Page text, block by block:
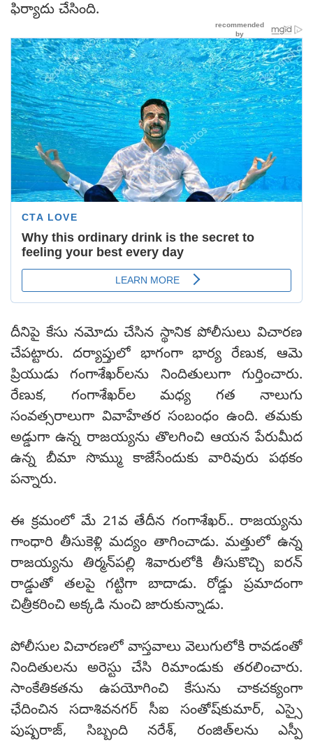
ఫిర్యాదు చేసింది.
దీనిపై కేసు నమోదు చేసిన స్థానిక పోలీసులు విచారణ
చేపట్టారు. దర్యాప్తులో భాగంగా భార్య రేణుక, ఆమె
ప్రియుడు గంగాశేఖర్‌లను నిందితులుగా గుర్తించారు.
రేణుక, గంగాశేఖర్‌ల మధ్య గత నాలుగు
సంవత్సరాలుగా వివాహేతర సంబంధం ఉంది. తమకు
అడ్డుగా ఉన్న రాజయ్యను తొలగించి ఆయన పేరుమీద
ఉన్న బీమా సొమ్ము కాజేసేందుకు వారివురు పథకం
పన్నారు.
ఈ క్రమంలో మే 21వ తేదీన గంగాశేఖర్‌.. రాజయ్యను
గాంధారి తీసుకెళ్లి మద్యం తాగించాడు. మత్తులో ఉన్న
రాజయ్యను తిర్మన్‌పల్లి శివారులోకి తీసుకొచ్చి ఐరన్‌
రాడ్డుతో తలపై గట్టిగా బాదాడు. రోడ్డు ప్రమాదంగా
చిత్రీకరించి అక్కడి నుంచి జారుకున్నాడు.
పోలీసుల విచారణలో వాస్తవాలు వెలుగులోకి రావడంతో
నిందితులను అరెస్టు చేసి రిమాండుకు తరలించారు.
సాంకేతికతను ఉపయోగించి కేసును చాకచక్యంగా
ఛేదించిన సదాశివనగర్‌ సీఐ సంతోష్‌కుమార్, ఎస్సై
పుష్పరాజ్, సిబ్బంది నరేశ్, రంజిత్‌లను ఎస్పీ